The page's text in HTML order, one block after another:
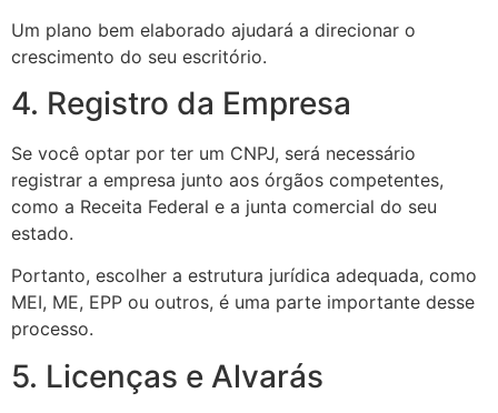
Um plano bem elaborado ajudará a direcionar o
crescimento do seu escritório.
4. Registro da Empresa
Se você optar por ter um CNPJ, será necessário
registrar a empresa junto aos órgãos competentes,
como a Receita Federal e a junta comercial do seu
estado.
Portanto, escolher a estrutura jurídica adequada, como
MEI, ME, EPP ou outros, é uma parte importante desse
processo.
5. Licenças e Alvarás